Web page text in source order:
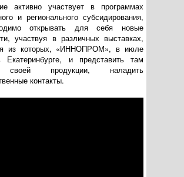
активно участвует в программах
и регионального субсидирования,
открывать для себя новые
участвуя в различных выставках,
из которых, «ИННОПРОМ», в июле
Екатеринбурге, и представить там
своей продукции, наладить
контакты.